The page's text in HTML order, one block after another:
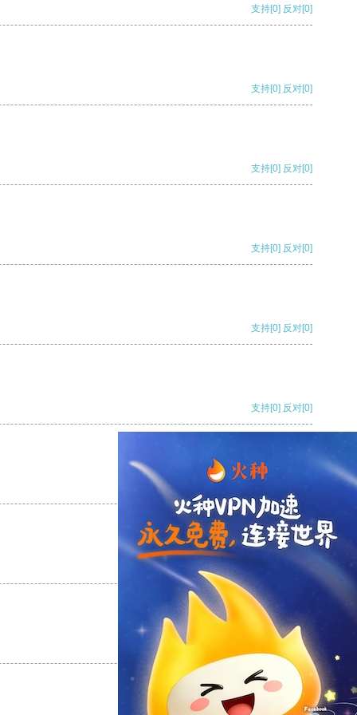
支持[0] 反对[0]
支持[0] 反对[0]
支持[0] 反对[0]
支持[0] 反对[0]
支持[0] 反对[0]
支持[0] 反对[0]
反对
反对[0]